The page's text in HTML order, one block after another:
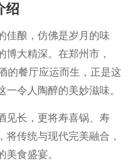
绍
酿，仿佛是岁月的味
博大精深。在郑州市，
的餐厅应运而生，正是这
令人陶醉的美妙滋味。
长，更将寿喜锅、寿
传统与现代完美融合，
食盛宴。